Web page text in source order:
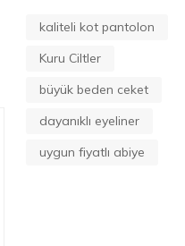
kaliteli kot pantolon
Kuru Ciltler
büyük beden ceket
dayanıklı eyeliner
uygun fiyatlı abiye